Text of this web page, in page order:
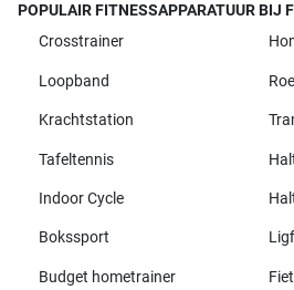
POPULAIR FITNESSAPPARATUUR BIJ
Crosstrainer
Loopband
Krachtstation
Tafeltennis
Indoor Cycle
Bokssport
Budget hometrainer